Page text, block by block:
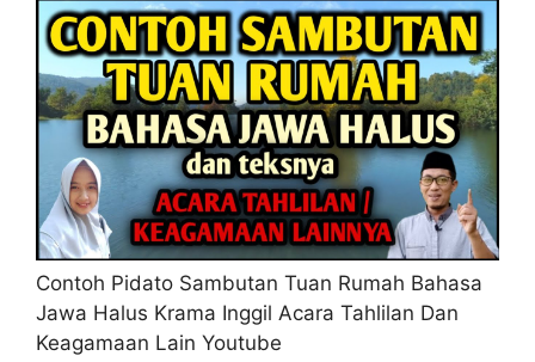
Contoh Pidato Sambutan Tuan Rumah Bahasa
Jawa Halus Krama Inggil Acara Tahlilan Dan
Keagamaan Lain Youtube